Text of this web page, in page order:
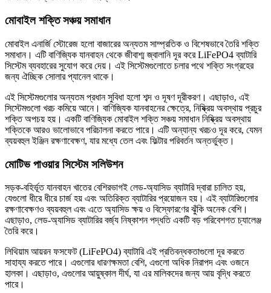
মোবাইল শক্তি সঞ্চয় সমাধান
মোবাইল এনার্জি স্টোরেজ হলো বাজারের অন্যতম সাম্প্রতিক ও বিশেষভাবে তৈরি শক্তি
সমাধান। এটি বাণিজ্যিক যানবাহন থেকে জীবাশ্ম জ্বালানি দূর করে LiFePO4 ব্যাটারি
সিস্টেম ব্যবহারের সুযোগ করে দেয়। এই সিস্টেমগুলোতে চলার পথে শক্তি সংগ্রহের
জন্য ঐচ্ছিক সোলার প্যানেল থাকে।
এই সিস্টেমগুলোর অন্যতম প্রধান সুবিধা হলো শব্দ ও দূষণ দূরীকরণ। এছাড়াও, এই
সিস্টেমগুলো খরচ কমিয়ে আনে। বাণিজ্যিক যানবাহনের ক্ষেত্রে, নিষ্ক্রিয় অবস্থায় প্রচুর
শক্তি অপচয় হয়। একটি বাণিজ্যিক মোবাইল শক্তি সঞ্চয় সমাধান নিষ্ক্রিয় অবস্থায়
শক্তিকে আরও ভালোভাবে পরিচালনা করতে পারে। এটি অন্যান্য খরচও দূর করে, যেমন
ব্যয়বহুল ইঞ্জিন রক্ষণাবেক্ষণ, যার মধ্যে তেল এবং ফিল্টার পরিবর্তন অন্তর্ভুক্ত।
মোটিভ পাওয়ার সিস্টেম সলিউশন
সড়ক-বহির্ভূত যানবাহন খাতের বেশিরভাগই লেড-অ্যাসিড ব্যাটারি দ্বারা চালিত হয়,
যেগুলো ধীরে ধীরে চার্জ হয় এবং অতিরিক্ত ব্যাটারির প্রয়োজন হয়। এই ব্যাটারিগুলোর
রক্ষণাবেক্ষণও ব্যয়বহুল এবং এতে অ্যাসিড ক্ষয় ও বিস্ফোরণের ঝুঁকি অনেক বেশি।
এছাড়াও, লেড-অ্যাসিড ব্যাটারির বর্জ্য নিষ্কাশন পদ্ধতি একটি বড় পরিবেশগত চ্যালেঞ্জ
তৈরি করে।
লিথিয়াম আয়রন ফসফেট (LiFePO4) ব্যাটারি এই প্রতিবন্ধকতাগুলো দূর করতে
সাহায্য করতে পারে। এগুলোর ধারণক্ষমতা বেশি, এগুলো অধিক নিরাপদ এবং ওজনে
হালকা। এছাড়াও, এগুলোর আয়ুষ্কাল দীর্ঘ, যা এর মালিকদের জন্য আয় বৃদ্ধি করতে
পারে।